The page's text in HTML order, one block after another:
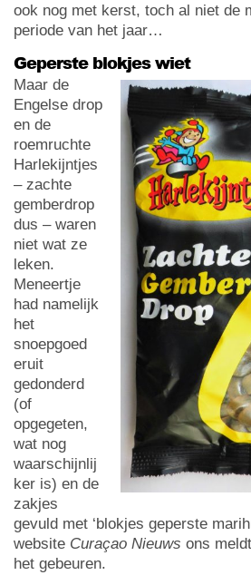
ook nog met kerst, toch al niet de
periode van het jaar…
Geperste blokjes wiet
Maar de
Engelse drop
en de
roemruchte
Harlekijntjes
– zachte
gemberdrop
dus – waren
niet wat ze
leken.
Meneertje
had namelijk
het
snoepgoed
eruit
gedonderd
(of
opgegeten,
wat nog
waarschijnlij
ker is) en de
zakjes
gevuld met ‘blokjes geperste
website Curaçao Nieuws ons
het gebeuren.